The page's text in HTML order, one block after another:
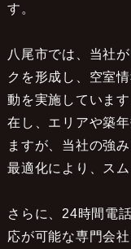
す。
八尾市では、当社
クを形成し、空室
動を実施していま
在し、エリアや築
ますが、当社の強
最適化により、ス
さらに、24時間電
応が可能な専門会